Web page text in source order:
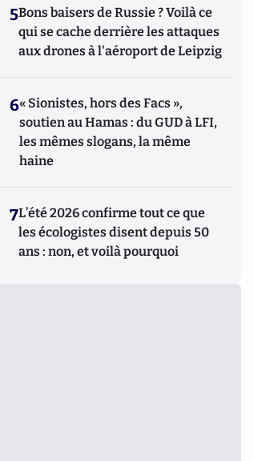
5Bons baisers de Russie ? Voilà ce
qui se cache derrière les attaques
aux drones à l'aéroport de Leipzig
6« Sionistes, hors des Facs »,
soutien au Hamas : du GUD à LFI,
les mêmes slogans, la même
haine
7L’été 2026 confirme tout ce que
les écologistes disent depuis 50
ans : non, et voilà pourquoi